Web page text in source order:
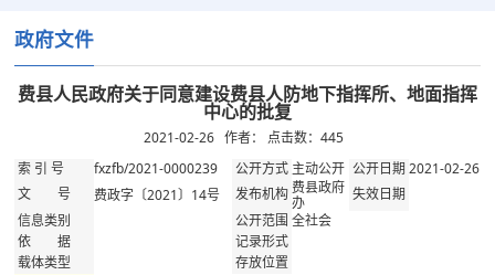
政府文件
费县人民政府关于同意建设费县人防地下指挥所、地面指挥
中心的批复
2021-02-26 作者： 点击数：445
索 引 号 fxzfb/2021-0000239 公开方式 主动公开 公开日期2021-02-26
文 号 费政字〔2021〕14号 发布机构费县政府
办
失效日期
信息类别
公开范围全社会
依 据
记录形式
载体类型
存放位置